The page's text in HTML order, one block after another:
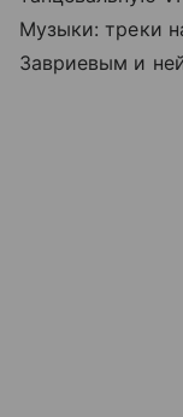
Музыки: треки
Завриевым и